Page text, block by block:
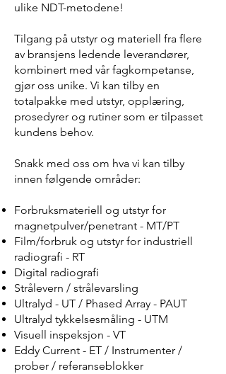
ulike NDT-metodene!
Tilgang på utstyr og materiell fra flere
av bransjens ledende leverandører,
kombinert med vår fagkompetanse,
gjør oss unike. Vi kan tilby en
totalpakke med utstyr, opplæring,
prosedyrer og rutiner som er tilpasset
kundens behov.
Snakk med oss om hva vi kan tilby
innen følgende områder:
Forbruksmateriell og utstyr for
magnetpulver/penetrant - MT/PT
Film/forbruk og utstyr for industriell
radiografi - RT
Digital radiografi
Strålevern / strålevarsling
Ultralyd - UT / Phased Array - PAUT
Ultralyd tykkelsesmåling - UTM
Visuell inspeksjon - VT
Eddy Current - ET / Instrumenter /
prober / referanseblokker